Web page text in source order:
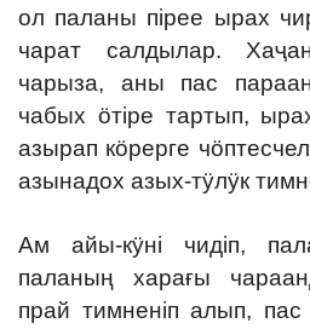
ол паланы пірее ырах
чарат салдылар.
чарыза, аны пас
чабых ӧтіре тартып,
азырап кӧрерге
азынадох азых-тӱлӱк
Ам айы-кӱні чидіп,
паланың харағы
прай тимненіп алып,